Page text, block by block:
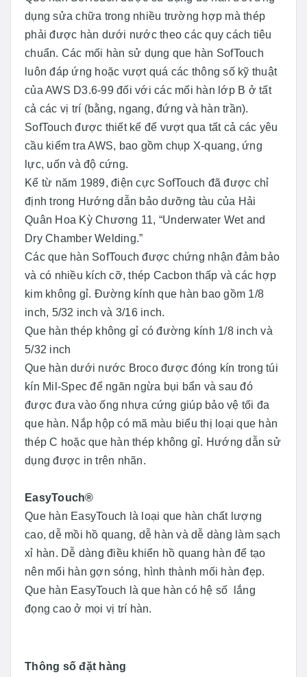
dụng sửa chữa trong nhiều trường hợp mà thép
phải được hàn dưới nước theo các quy cách tiêu
chuẩn. Các mối hàn sử dụng que hàn SofTouch
luôn đáp ứng hoặc vượt quá các thông số kỹ thuật
của AWS D3.6-99 đối với các mối hàn lớp B ở tất
cả các vị trí (bằng, ngang, đứng và hàn trần).
SofTouch được thiết kế để vượt qua tất cả các yêu
cầu kiểm tra AWS, bao gồm chụp X-quang, ứng
lực, uốn và độ cứng.
Kể từ năm 1989, điện cực SofTouch đã được chỉ
định trong Hướng dẫn bảo dưỡng tàu của Hải
Quân Hoa Kỳ Chương 11, “Underwater Wet and
Dry Chamber Welding.”
Các que hàn SofTouch được chứng nhận đảm bảo
và có nhiều kích cỡ, thép Cacbon thấp và các hợp
kim không gỉ. Đường kính que hàn bao gồm 1/8
inch, 5/32 inch và 3/16 inch.
Que hàn thép không gỉ có đường kính 1/8 inch và
5/32 inch
Que hàn dưới nước Broco được đóng kín trong túi
kín Mil-Spec để ngăn ngừa bụi bẩn và sau đó
được đưa vào ống nhựa cứng giúp bảo vệ tối đa
que hàn. Nắp hộp có mã màu biểu thị loại que hàn
thép C hoặc que hàn thép không gỉ. Hướng dẫn sử
dụng được in trên nhãn.
EasyTouch®
Que hàn EasyTouch là loại que hàn chất lượng
cao, dễ mồi hồ quang, dễ hàn và dễ dàng làm sạch
xỉ hàn. Dễ dàng điều khiển hồ quang hàn để tạo
nên mối hàn gợn sóng, hình thành mối hàn đẹp.
Que hàn EasyTouch là que hàn có hệ số lắng
đọng cao ở mọi vị trí hàn.
Thông số đặt hàng